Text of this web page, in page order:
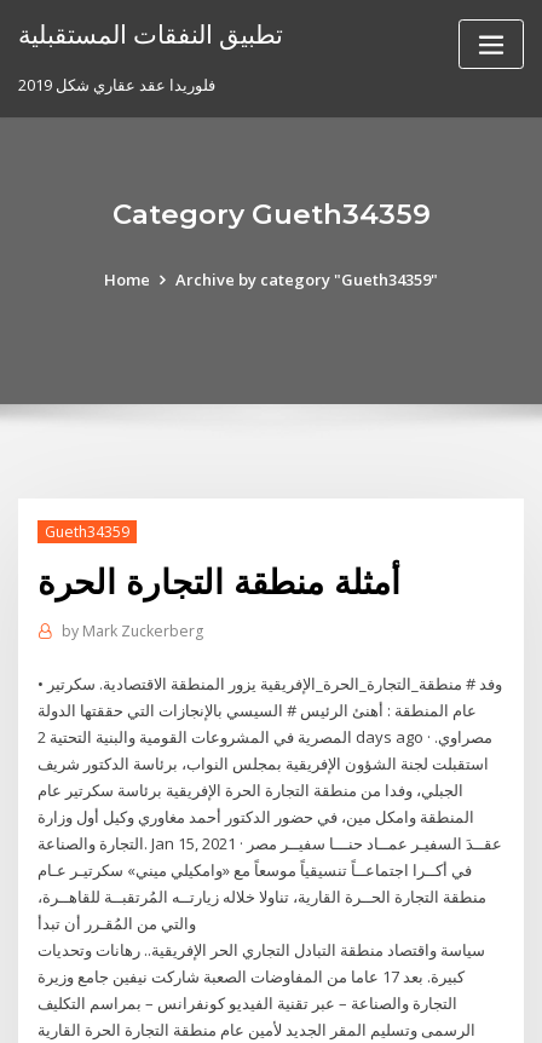
تطبيق النفقات المستقبلية
فلوريدا عقد عقاري شكل 2019
Category Gueth34359
Home Archive by category "Gueth34359"
Gueth34359
أمثلة منطقة التجارة الحرة
by Mark Zuckerberg
• وفد # منطقة_التجارة_الحرة_الإفريقية يزور المنطقة الاقتصادية. سكرتير
عام المنطقة : أهنئ الرئيس # السيسي بالإنجازات التي حققتها الدولة
المصرية في المشروعات القومية والبنية التحتية 2 days ago · مصراوي.
استقبلت لجنة الشؤون الإفريقية بمجلس النواب، برئاسة الدكتور شريف
الجبلي، وفدا من منطقة التجارة الحرة الإفريقية برئاسة سكرتير عام
المنطقة وامكل مين، في حضور الدكتور أحمد مغاوري وكيل أول وزارة
التجارة والصناعة. Jan 15, 2021 · عقــدَ السفيـر عمــاد حنـــا سفيــر مصر
في أكــرا اجتماعــاً تنسيقياً موسعاً مع «وامكيلي ميني» سكرتيـر عـام
منطقة التجارة الحــرة القارية، تناولا خلاله زيارتــه المُرتقبــة للقاهــرة،
والتي من المُقـرر أن تبدأ
سياسة واقتصاد منطقة التبادل التجاري الحر الإفريقية.. رهانات وتحديات
كبيرة. بعد 17 عاما من المفاوضات الصعبة شاركت نيفين جامع وزيرة
التجارة والصناعة – عبر تقنية الفيديو كونفرانس – بمراسم التكليف
الرسمى وتسليم المقر الجديد لأمين عام منطقة التجارة الحرة القارية